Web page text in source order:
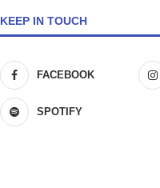
KEEP IN TOUCH
FACEBOOK
SPOTIFY